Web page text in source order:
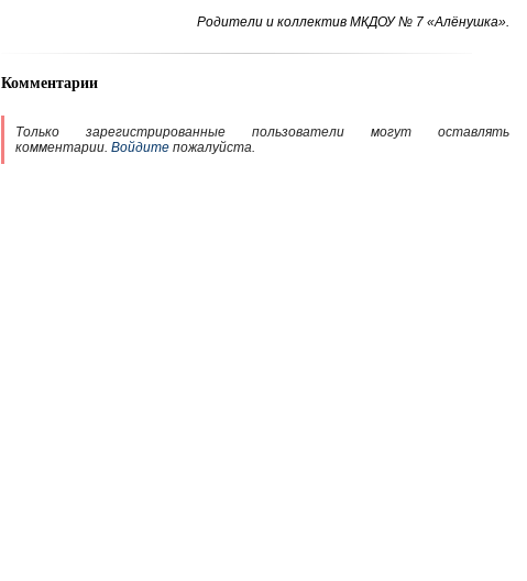
Родители и коллектив МКДОУ № 7 «Алёнушка».
Комментарии
Только зарегистрированные пользователи могут оставлять
комментарии. Войдитепожалуйста.